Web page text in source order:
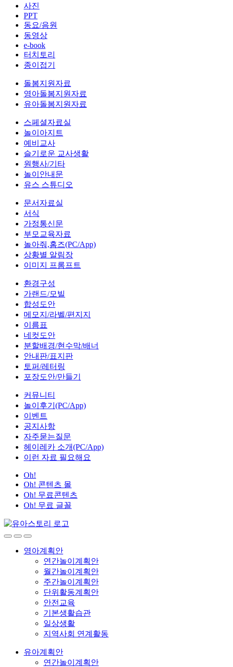
사진
PPT
동요/음원
동영상
e-book
터치토리
종이접기
돌봄지원자료
영아돌봄지원자료
유아돌봄지원자료
스페셜자료실
놀이아지트
예비교사
슬기로운 교사생활
원행사/기타
놀이안내문
유스 스튜디오
문서자료실
서식
가정통신문
부모교육자료
놀아줘,홈즈(PC/App)
상황별 알림장
이미지 프롬프트
환경구성
가랜드/모빌
합성도안
메모지/라벨/편지지
이름표
네컷도안
분할배경/현수막/배너
안내판/표지판
토퍼/레터링
포장도안/만들기
커뮤니티
놀이후기(PC/App)
이벤트
공지사항
자주묻는질문
헤이레카 소개(PC/App)
이런 자료 필요해요
Oh!
Oh! 콘텐츠 몰
Oh! 무료콘텐츠
Oh! 무료 글꼴
영아계획안
연간놀이계획안
월간놀이계획안
주간놀이계획안
단위활동계획안
안전교육
기본생활습관
일상생활
지역사회 연계활동
유아계획안
연간놀이계획안